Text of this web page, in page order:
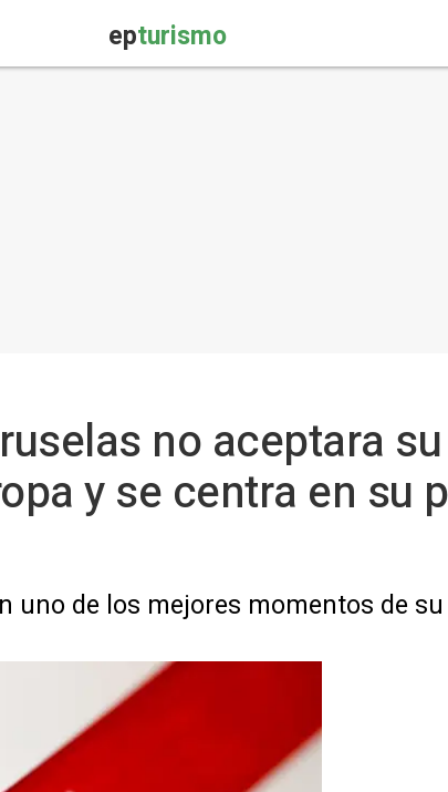
epturismo
no aceptara
y se centra en su
uno de los mejores momentos de